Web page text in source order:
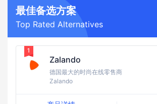
最佳备选方案
Top Rated Alternatives
Zalando
德国最大的时尚在线零售商
Zalando